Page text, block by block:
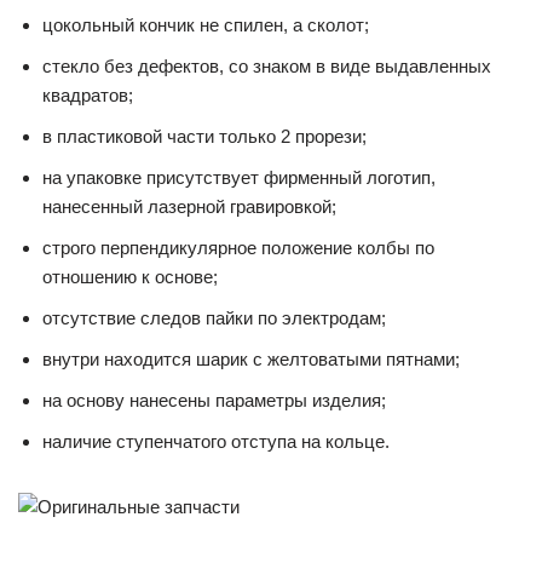
цокольный кончик не спилен, а сколот;
стекло без дефектов, со знаком в виде выдавленных
квадратов;
в пластиковой части только 2 прорези;
на упаковке присутствует фирменный логотип,
нанесенный лазерной гравировкой;
строго перпендикулярное положение колбы по
отношению к основе;
отсутствие следов пайки по электродам;
внутри находится шарик с желтоватыми пятнами;
на основу нанесены параметры изделия;
наличие ступенчатого отступа на кольце.